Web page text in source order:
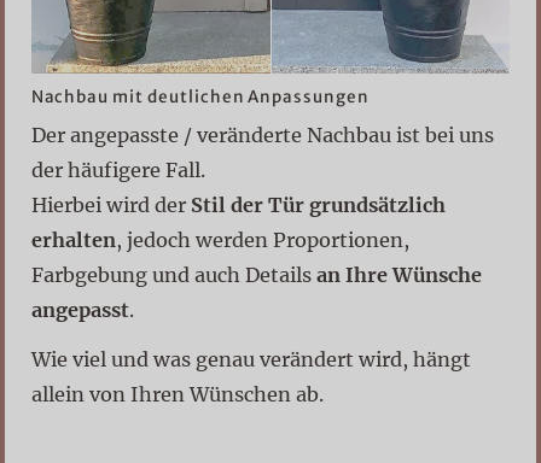
Nachbau mit deutlichen Anpassungen
Der angepasste / veränderte Nachbau ist bei uns
der häufigere Fall.
Hierbei wird der Stil der Tür grundsätzlich
erhalten, jedoch werden Proportionen,
Farbgebung und auch Details an Ihre Wünsche
angepasst.
Wie viel und was genau verändert wird, hängt
allein von Ihren Wünschen ab.